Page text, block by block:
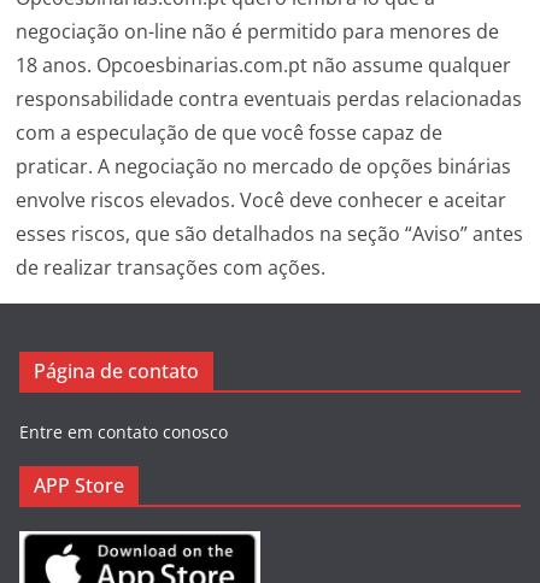
negociação on-line não é permitido para menores de
18 anos. Opcoesbinarias.com.pt não assume qualquer
responsabilidade contra eventuais perdas relacionadas
com a especulação de que você fosse capaz de
praticar. A negociação no mercado de opções binárias
envolve riscos elevados. Você deve conhecer e aceitar
esses riscos, que são detalhados na seção “Aviso” antes
de realizar transações com ações.
Página de contato
Entre em contato conosco
APP Store